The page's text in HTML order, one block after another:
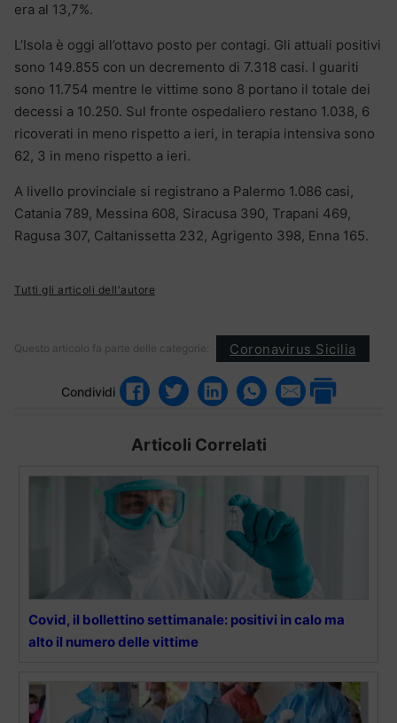
era al 13,7%.
L’Isola è oggi all’ottavo posto per contagi. Gli attuali positivi
sono 149.855 con un decremento di 7.318 casi. I guariti
sono 11.754 mentre le vittime sono 8 portano il totale dei
decessi a 10.250. Sul fronte ospedaliero restano 1.038, 6
ricoverati in meno rispetto a ieri, in terapia intensiva sono
62, 3 in meno rispetto a ieri.
A livello provinciale si registrano a Palermo 1.086 casi,
Catania 789, Messina 608, Siracusa 390, Trapani 469,
Ragusa 307, Caltanissetta 232, Agrigento 398, Enna 165.
Tutti gli articoli dell'autore
Questo articolo fa parte delle categorie: Coronavirus Sicilia
Condividi
Articoli Correlati
Covid, il bollettino settimanale: positivi in calo ma
alto il numero delle vittime